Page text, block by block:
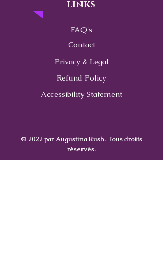
links
FAQ's
Contact
Privacy & Legal
Refund Policy
Accessibility Statement
© 2022 par Augustina Rush. Tous droits
réservés.